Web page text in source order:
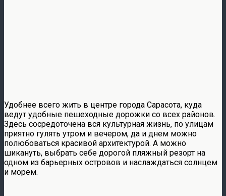
Удобнее всего жить в центре города Сарасота, куда
ведут удобные пешеходные дорожки со всех районов.
Здесь сосредоточена вся культурная жизнь, по улицам
приятно гулять утром и вечером, да и днем можно
полюбоваться красивой архитектурой. А можно
шикануть, выбрать себе дорогой пляжный резорт на
одном из барьерных островов и наслаждаться солнцем
и морем.